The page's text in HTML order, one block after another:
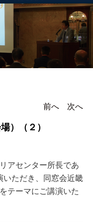
投稿ナビゲー
前へ 次へ
）（２）
アセンター所長であ
いただき、同窓会近畿
テーマにご講演いた